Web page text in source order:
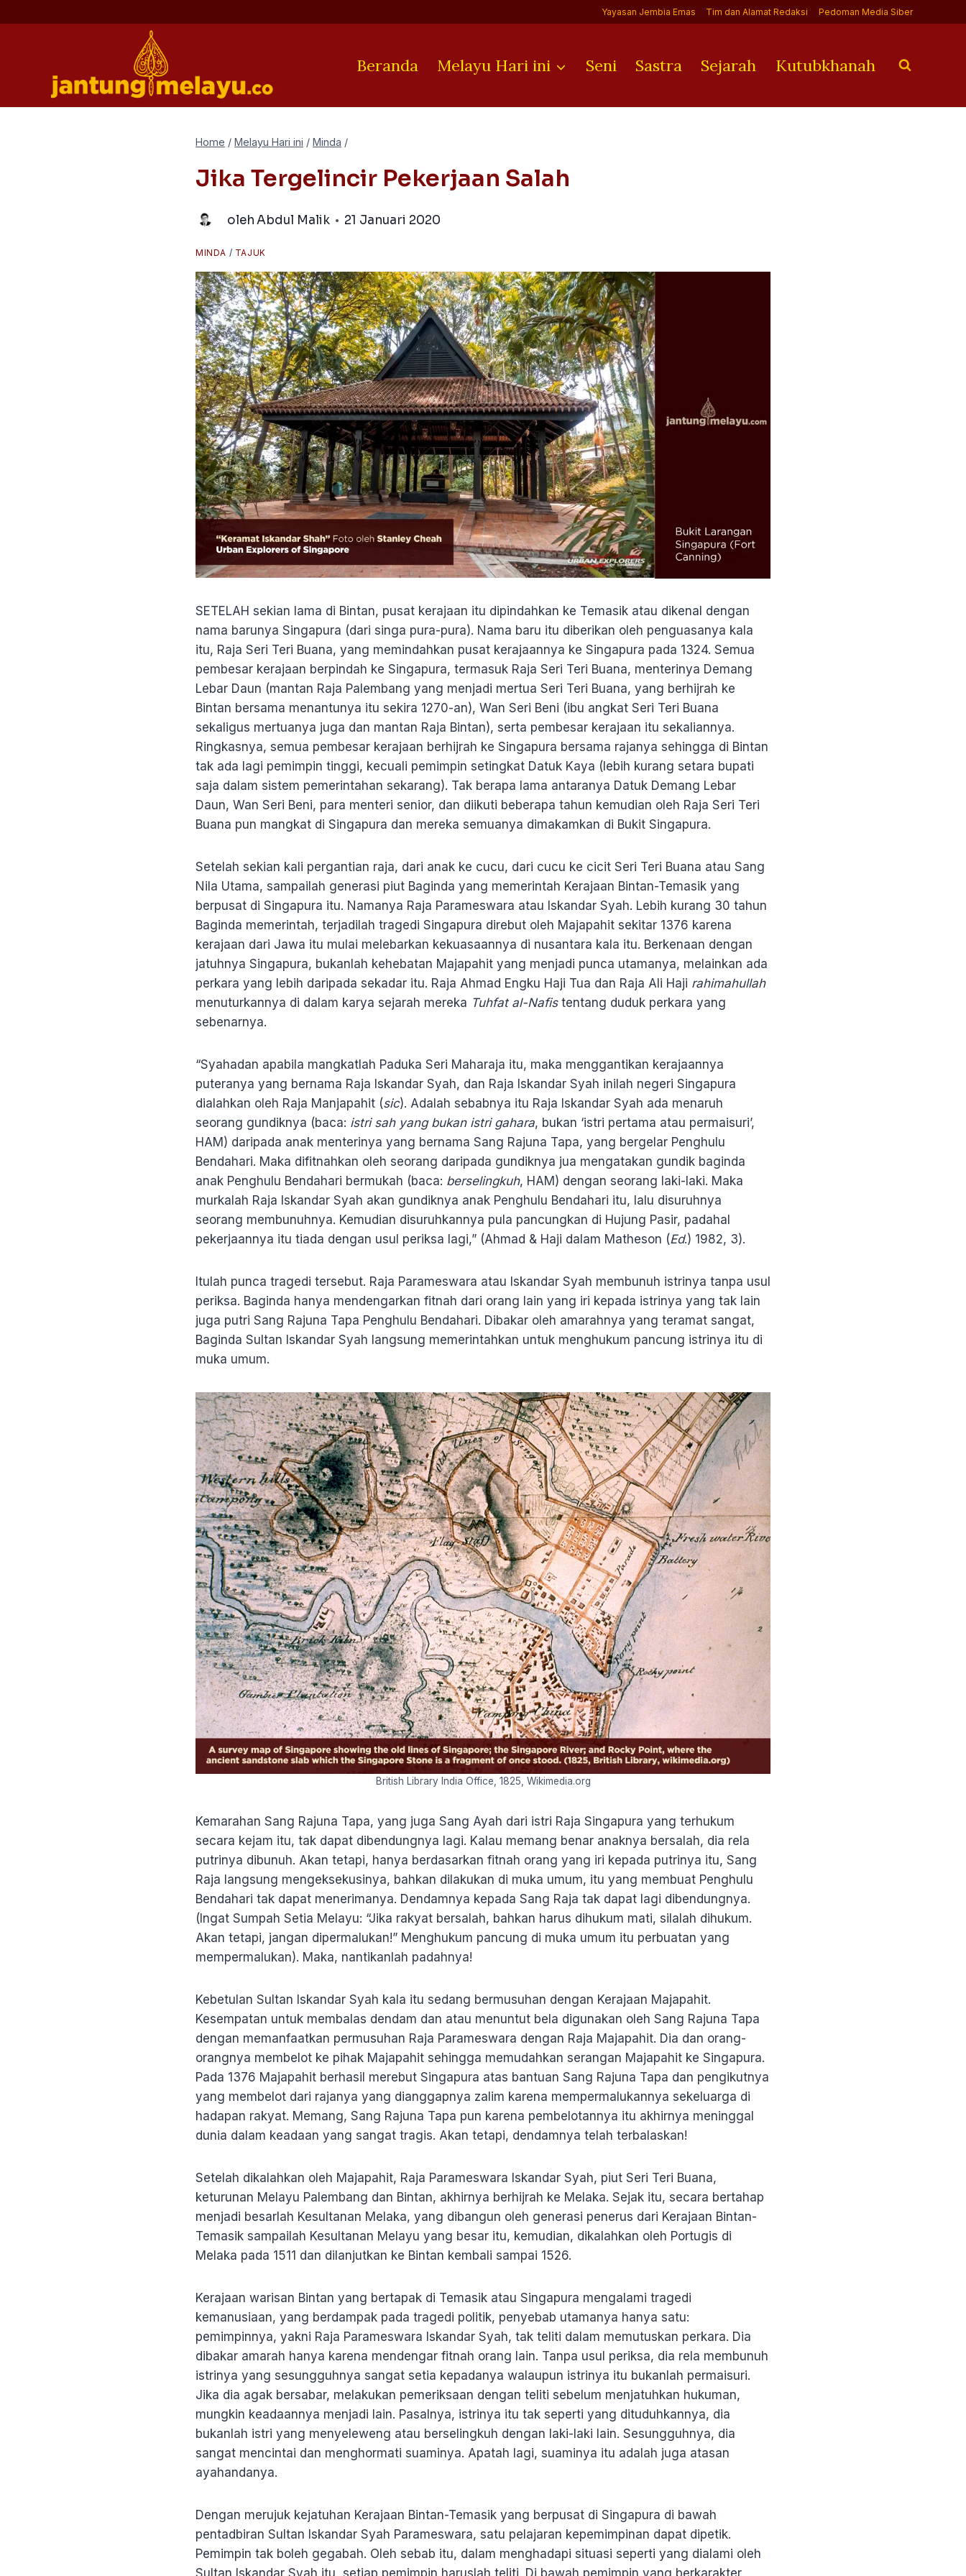
to
Yayasan Jembia Emas Tim dan Alamat Redaksi Pedoman Media Siber
Beranda Melayu Hari ini Seni Sastra Sejarah Kutubkhanah
Home / Melayu Hari ini / Minda /
Jika Tergelincir Pekerjaan Salah
olehAbdul Malik 21 Januari 2020
MINDA / TAJUK
SETELAH sekian lama di Bintan, pusat kerajaan itu dipindahkan ke Temasik atau dikenal dengan
nama barunya Singapura (dari singa pura-pura). Nama baru itu diberikan oleh penguasanya kala
itu, Raja Seri Teri Buana, yang memindahkan pusat kerajaannya ke Singapura pada 1324. Semua
pembesar kerajaan berpindah ke Singapura, termasuk Raja Seri Teri Buana, menterinya Demang
Lebar Daun (mantan Raja Palembang yang menjadi mertua Seri Teri Buana, yang berhijrah ke
Bintan bersama menantunya itu sekira 1270-an), Wan Seri Beni (ibu angkat Seri Teri Buana
sekaligus mertuanya juga dan mantan Raja Bintan), serta pembesar kerajaan itu sekaliannya.
Ringkasnya, semua pembesar kerajaan berhijrah ke Singapura bersama rajanya sehingga di Bintan
tak ada lagi pemimpin tinggi, kecuali pemimpin setingkat Datuk Kaya (lebih kurang setara bupati
saja dalam sistem pemerintahan sekarang). Tak berapa lama antaranya Datuk Demang Lebar
Daun, Wan Seri Beni, para menteri senior, dan diikuti beberapa tahun kemudian oleh Raja Seri Teri
Buana pun mangkat di Singapura dan mereka semuanya dimakamkan di Bukit Singapura.
Setelah sekian kali pergantian raja, dari anak ke cucu, dari cucu ke cicit Seri Teri Buana atau Sang
Nila Utama, sampailah generasi piut Baginda yang memerintah Kerajaan Bintan-Temasik yang
berpusat di Singapura itu. Namanya Raja Parameswara atau Iskandar Syah. Lebih kurang 30 tahun
Baginda memerintah, terjadilah tragedi Singapura direbut oleh Majapahit sekitar 1376 karena
kerajaan dari Jawa itu mulai melebarkan kekuasaannya di nusantara kala itu. Berkenaan dengan
jatuhnya Singapura, bukanlah kehebatan Majapahit yang menjadi punca utamanya, melainkan ada
perkara yang lebih daripada sekadar itu. Raja Ahmad Engku Haji Tua dan Raja Ali Haji rahimahullah
menuturkannya di dalam karya sejarah mereka Tuhfat al-Nafistentang duduk perkara yang
sebenarnya.
“Syahadan apabila mangkatlah Paduka Seri Maharaja itu, maka menggantikan kerajaannya
puteranya yang bernama Raja Iskandar Syah, dan Raja Iskandar Syah inilah negeri Singapura
dialahkan oleh Raja Manjapahit (sic). Adalah sebabnya itu Raja Iskandar Syah ada menaruh
seorang gundiknya (baca: istri sah yang bukan istri gahara, bukan ‘istri pertama atau permaisuri’,
HAM) daripada anak menterinya yang bernama Sang Rajuna Tapa, yang bergelar Penghulu
Bendahari. Maka difitnahkan oleh seorang daripada gundiknya jua mengatakan gundik baginda
anak Penghulu Bendahari bermukah (baca: berselingkuh, HAM) dengan seorang laki-laki. Maka
murkalah Raja Iskandar Syah akan gundiknya anak Penghulu Bendahari itu, lalu disuruhnya
seorang membunuhnya. Kemudian disuruhkannya pula pancungkan di Hujung Pasir, padahal
pekerjaannya itu tiada dengan usul periksa lagi,” (Ahmad & Haji dalam Matheson (Ed.) 1982, 3).
Itulah punca tragedi tersebut. Raja Parameswara atau Iskandar Syah membunuh istrinya tanpa usul
periksa. Baginda hanya mendengarkan fitnah dari orang lain yang iri kepada istrinya yang tak lain
juga putri Sang Rajuna Tapa Penghulu Bendahari. Dibakar oleh amarahnya yang teramat sangat,
Baginda Sultan Iskandar Syah langsung memerintahkan untuk menghukum pancung istrinya itu di
muka umum.
British Library India Office, 1825, Wikimedia.org
Kemarahan Sang Rajuna Tapa, yang juga Sang Ayah dari istri Raja Singapura yang terhukum
secara kejam itu, tak dapat dibendungnya lagi. Kalau memang benar anaknya bersalah, dia rela
putrinya dibunuh. Akan tetapi, hanya berdasarkan fitnah orang yang iri kepada putrinya itu, Sang
Raja langsung mengeksekusinya, bahkan dilakukan di muka umum, itu yang membuat Penghulu
Bendahari tak dapat menerimanya. Dendamnya kepada Sang Raja tak dapat lagi dibendungnya.
(Ingat Sumpah Setia Melayu: “Jika rakyat bersalah, bahkan harus dihukum mati, silalah dihukum.
Akan tetapi, jangan dipermalukan!” Menghukum pancung di muka umum itu perbuatan yang
mempermalukan). Maka, nantikanlah padahnya!
Kebetulan Sultan Iskandar Syah kala itu sedang bermusuhan dengan Kerajaan Majapahit.
Kesempatan untuk membalas dendam dan atau menuntut bela digunakan oleh Sang Rajuna Tapa
dengan memanfaatkan permusuhan Raja Parameswara dengan Raja Majapahit. Dia dan orang-
orangnya membelot ke pihak Majapahit sehingga memudahkan serangan Majapahit ke Singapura.
Pada 1376 Majapahit berhasil merebut Singapura atas bantuan Sang Rajuna Tapa dan pengikutnya
yang membelot dari rajanya yang dianggapnya zalim karena mempermalukannya sekeluarga di
hadapan rakyat. Memang, Sang Rajuna Tapa pun karena pembelotannya itu akhirnya meninggal
dunia dalam keadaan yang sangat tragis. Akan tetapi, dendamnya telah terbalaskan!
Setelah dikalahkan oleh Majapahit, Raja Parameswara Iskandar Syah, piut Seri Teri Buana,
keturunan Melayu Palembang dan Bintan, akhirnya berhijrah ke Melaka. Sejak itu, secara bertahap
menjadi besarlah Kesultanan Melaka, yang dibangun oleh generasi penerus dari Kerajaan Bintan-
Temasik sampailah Kesultanan Melayu yang besar itu, kemudian, dikalahkan oleh Portugis di
Melaka pada 1511 dan dilanjutkan ke Bintan kembali sampai 1526.
Kerajaan warisan Bintan yang bertapak di Temasik atau Singapura mengalami tragedi
kemanusiaan, yang berdampak pada tragedi politik, penyebab utamanya hanya satu:
pemimpinnya, yakni Raja Parameswara Iskandar Syah, tak teliti dalam memutuskan perkara. Dia
dibakar amarah hanya karena mendengar fitnah orang lain. Tanpa usul periksa, dia rela membunuh
istrinya yang sesungguhnya sangat setia kepadanya walaupun istrinya itu bukanlah permaisuri.
Jika dia agak bersabar, melakukan pemeriksaan dengan teliti sebelum menjatuhkan hukuman,
mungkin keadaannya menjadi lain. Pasalnya, istrinya itu tak seperti yang dituduhkannya, dia
bukanlah istri yang menyeleweng atau berselingkuh dengan laki-laki lain. Sesungguhnya, dia
sangat mencintai dan menghormati suaminya. Apatah lagi, suaminya itu adalah juga atasan
ayahandanya.
Dengan merujuk kejatuhan Kerajaan Bintan-Temasik yang berpusat di Singapura di bawah
pentadbiran Sultan Iskandar Syah Parameswara, satu pelajaran kepemimpinan dapat dipetik.
Pemimpin tak boleh gegabah. Oleh sebab itu, dalam menghadapi situasi seperti yang dialami oleh